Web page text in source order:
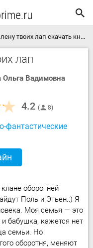
твоих лап скачать книгу
лап
Ольга Вадимовна
4.2 8
фантастические
оборотней
Поль и Этьен.:) Я
Моя семья — это
бабушка, кажется нет
семьи. Но
оборотня, меняют